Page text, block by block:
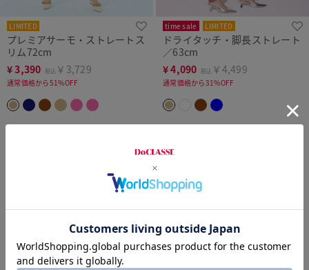
LIMITED
プレミアサーモ・ストレートス
リム72cm
¥3,390 税込 ￥3,729
通常価格から51%OFF
time sale LIMITED
ドライタッチ・脚長ストレート
／63cm
¥4,090 税込 ￥4,499
通常価格から31%OFF